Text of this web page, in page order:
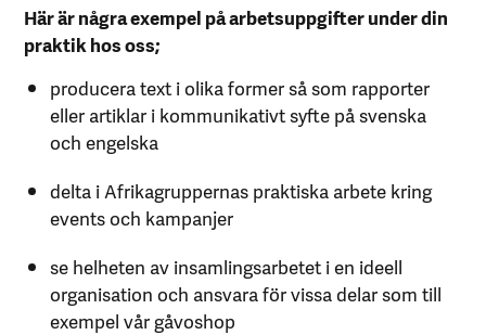
Här är några exempel på arbetsuppgifter under din
praktik hos oss;
producera text i olika former så som rapporter
eller artiklar i kommunikativt syfte på svenska
och engelska
delta i Afrikagruppernas praktiska arbete kring
events och kampanjer
se helheten av insamlingsarbetet i en ideell
organisation och ansvara för vissa delar som till
exempel vår gåvoshop